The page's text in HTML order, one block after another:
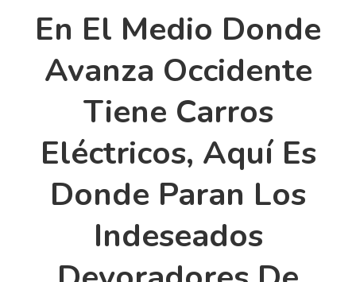
En El Medio Donde
Avanza Occidente
Tiene Carros
Eléctricos, Aquí Es
Donde Paran Los
Indeseados